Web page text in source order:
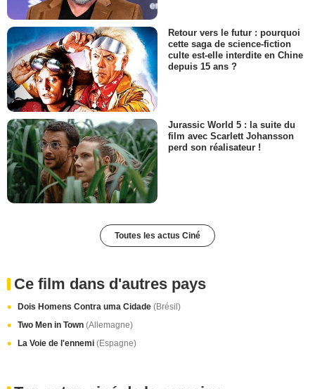
Retour vers le futur : pourquoi
cette saga de science-fiction
culte est-elle interdite en Chine
depuis 15 ans ?
Jurassic World 5 : la suite du
film avec Scarlett Johansson
perd son réalisateur !
Toutes les actus Ciné
Ce film dans d'autres pays
Dois Homens Contra uma Cidade (Brésil)
Two Men in Town (Allemagne)
La Voie de l'ennemi (Espagne)